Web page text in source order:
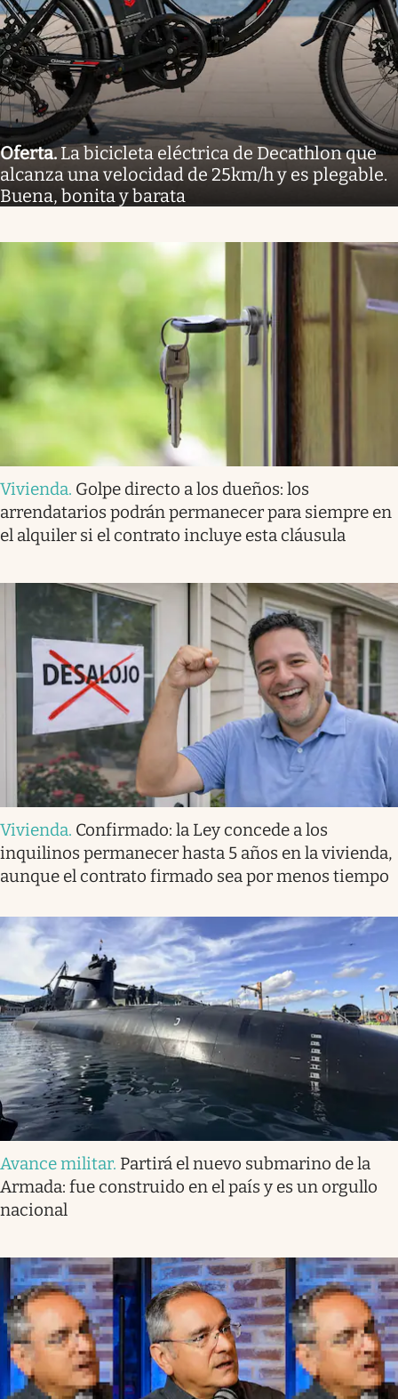
Oferta.La bicicleta eléctrica de Decathlon que
alcanza una velocidad de 25km/h y es plegable.
Buena, bonita y barata
Vivienda. Golpe directo a los dueños: los
arrendatarios podrán permanecer para siempre en
el alquiler si el contrato incluye esta cláusula
Vivienda. Confirmado: la Ley concede a los
inquilinos permanecer hasta 5 años en la vivienda,
aunque el contrato firmado sea por menos tiempo
Avance militar. Partirá el nuevo submarino de la
Armada: fue construido en el país y es un orgullo
nacional